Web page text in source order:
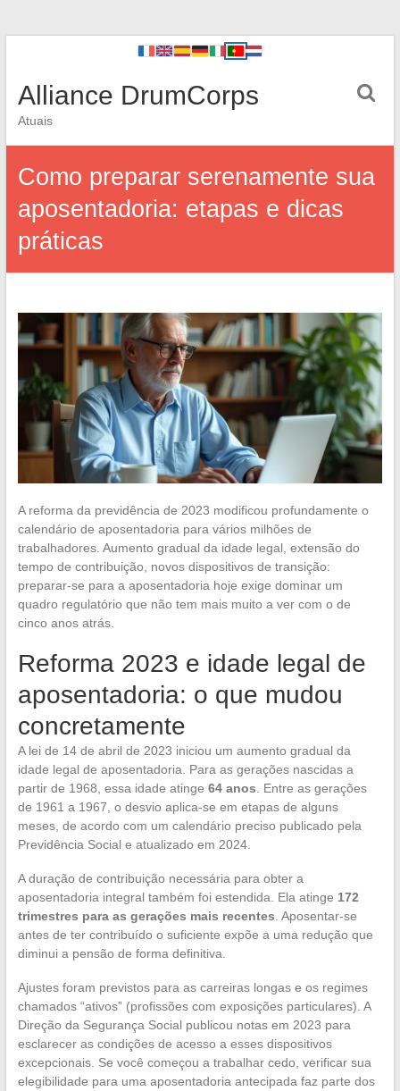
Alliance DrumCorps
Atuais
Como preparar serenamente sua
aposentadoria: etapas e dicas
práticas
A reforma da previdência de 2023 modificou profundamente o
calendário de aposentadoria para vários milhões de
trabalhadores. Aumento gradual da idade legal, extensão do
tempo de contribuição, novos dispositivos de transição:
preparar-se para a aposentadoria hoje exige dominar um
quadro regulatório que não tem mais muito a ver com o de
cinco anos atrás.
Reforma 2023 e idade legal de
aposentadoria: o que mudou
concretamente
A lei de 14 de abril de 2023 iniciou um aumento gradual da
idade legal de aposentadoria. Para as gerações nascidas a
partir de 1968, essa idade atinge 64 anos . Entre as gerações
de 1961 a 1967, o desvio aplica-se em etapas de alguns
meses, de acordo com um calendário preciso publicado pela
Previdência Social e atualizado em 2024.
A duração de contribuição necessária para obter a
aposentadoria integral também foi estendida. Ela atinge 172
trimestres para as gerações mais recentes . Aposentar-se
antes de ter contribuído o suficiente expõe a uma redução que
diminui a pensão de forma definitiva.
Ajustes foram previstos para as carreiras longas e os regimes
chamados “ativos” (profissões com exposições particulares). A
Direção da Segurança Social publicou notas em 2023 para
esclarecer as condições de acesso a esses dispositivos
excepcionais. Se você começou a trabalhar cedo, verificar sua
elegibilidade para uma aposentadoria antecipada faz parte dos